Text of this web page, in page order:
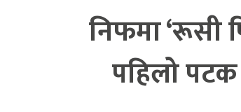
निफमा ‘रूसी
पहिलो